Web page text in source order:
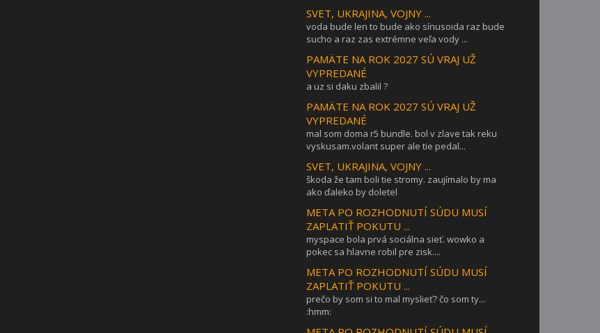
SVET, UKRAJINA, VOJNY ...
voda bude len to bude ako sínusoida raz bude
sucho a raz zas extrémne veľa vody ...
PAMÄTE NA ROK 2027 SÚ VRAJ UŽ
VYPREDANÉ
a uz si daku zbalil ?
PAMÄTE NA ROK 2027 SÚ VRAJ UŽ
VYPREDANÉ
mal som doma r5 bundle. bol v zlave tak reku
vyskusam.volant super ale tie pedal...
SVET, UKRAJINA, VOJNY ...
škoda že tam boli tie stromy. zaujímalo by ma
ako ďaleko by doletel
META PO ROZHODNUTÍ SÚDU MUSÍ
ZAPLATIŤ POKUTU ...
myspace bola prvá sociálna sieť. wowko a
pokec sa hlavne robil pre zisk....
META PO ROZHODNUTÍ SÚDU MUSÍ
ZAPLATIŤ POKUTU ...
prečo by som si to mal myslieť? čo som ty...
:hmm: